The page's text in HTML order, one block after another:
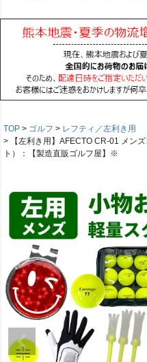
TOP ゴルフ
レフティ／左利き用
【左利き用】AFECTO CR-01 メン
ト）：【製造直販ゴルフ屋】※